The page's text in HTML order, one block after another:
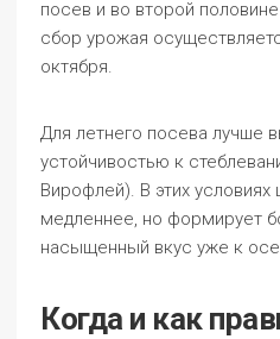
посев и во второй
сбор урожая
октября.
Для летнего посева лучше
устойчивостью к
Вирофлей). В этих условиях
медленнее, но формирует
насыщенный вкус уже к
Когда и как